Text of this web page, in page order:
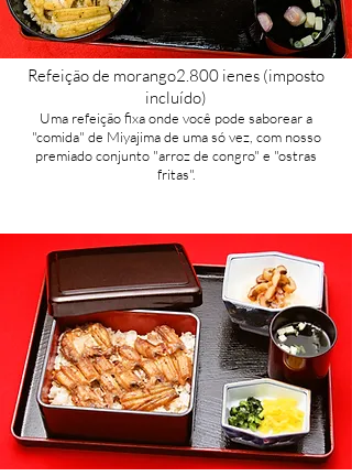
Refeição de morango2.800 ienes (imposto
incluído)​
Uma refeição fixa onde você pode saborear a
"comida" de Miyajima de uma só vez, com nosso
premiado conjunto "arroz de congro" e "ostras
fritas".